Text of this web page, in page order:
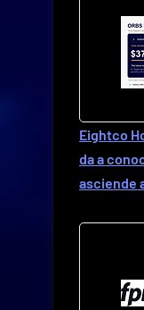
Eightco
da a
asciende